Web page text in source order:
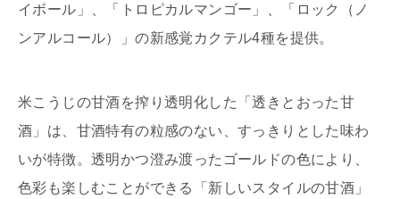
イボール」、「トロピカルマンゴー」、「ロック（ノ
ンアルコール）」の新感覚カクテル4種を提供。
米こうじの甘酒を搾り透明化した「透きとおった甘
酒」は、甘酒特有の粒感のない、すっきりとした味わ
いが特徴。透明かつ澄み渡ったゴールドの色により、
色彩も楽しむことができる「新しいスタイルの甘酒」